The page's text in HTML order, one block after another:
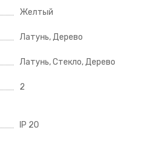
Желтый
Латунь, Дерево
Латунь, Стекло, Дерево
2
IP 20